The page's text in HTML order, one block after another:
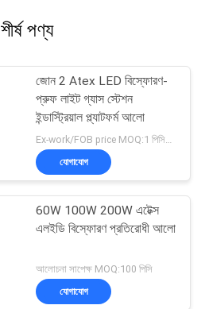
শীর্ষ পণ্য
জোন 2 Atex LED বিস্ফোরণ-
প্রুফ লাইট গ্যাস স্টেশন
ইন্ডাস্ট্রিয়াল প্ল্যাটফর্ম আলো
যোগাযোগ
60W 100W 200W এটেক্স
এলইডি বিস্ফোরণ প্রতিরোধী আলো
আলোচনা সাপেক্ষ MOQ:100 পিসি
যোগাযোগ